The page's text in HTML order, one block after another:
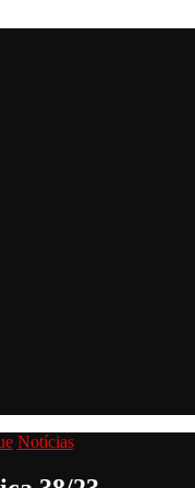
Notícias